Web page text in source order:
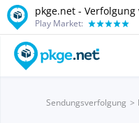
pkge.net - Verfolgung
Play Market:
Sendungsverfolgung